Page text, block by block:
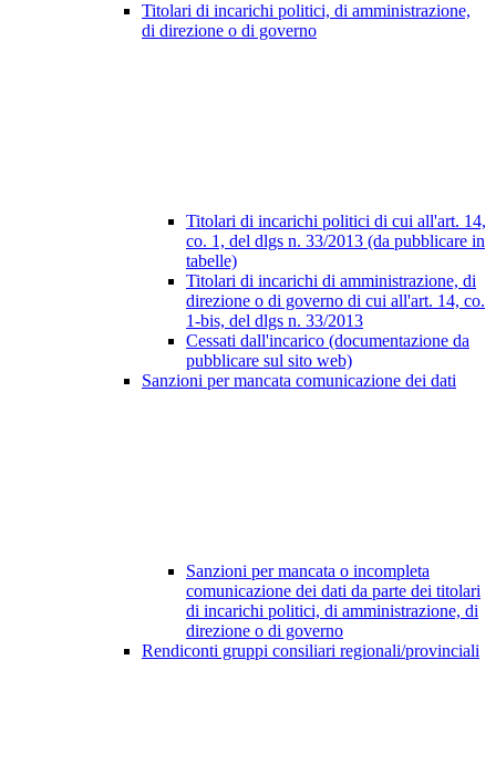
Titolari di incarichi politici, di amministrazione,
di direzione o di governo
Titolari di incarichi politici di cui all'art. 14,
co. 1, del dlgs n. 33/2013 (da pubblicare in
tabelle)
Titolari di incarichi di amministrazione, di
direzione o di governo di cui all'art. 14, co.
1-bis, del dlgs n. 33/2013
Cessati dall'incarico (documentazione da
pubblicare sul sito web)
Sanzioni per mancata comunicazione dei dati
Sanzioni per mancata o incompleta
comunicazione dei dati da parte dei titolari
di incarichi politici, di amministrazione, di
direzione o di governo
Rendiconti gruppi consiliari regionali/provinciali